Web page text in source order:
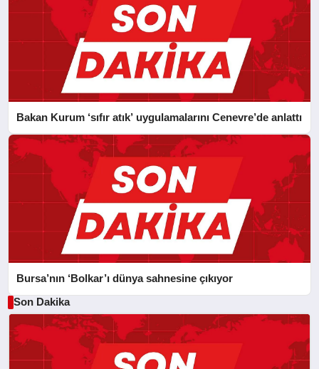
Bakan Kurum ‘sıfır atık’ uygulamalarını Cenevre’de anlattı
Bursa’nın ‘Bolkar’ı dünya sahnesine çıkıyor
Son Dakika